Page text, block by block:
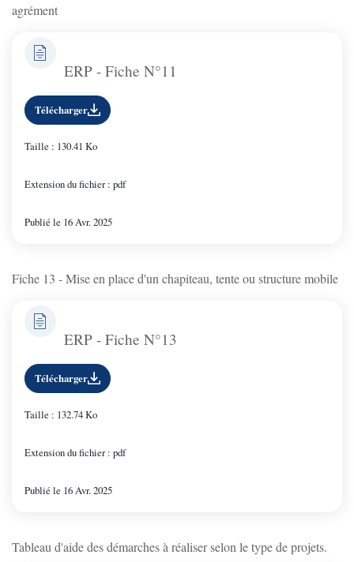
agrément
ERP - Fiche N°11
Télécharger
Taille : 130.41 Ko
Extension du fichier : pdf
Publié le 16 Avr. 2025
Fiche 13 - Mise en place d'un chapiteau, tente ou structure mobile
ERP - Fiche N°13
Télécharger
Taille : 132.74 Ko
Extension du fichier : pdf
Publié le 16 Avr. 2025
Tableau d'aide des démarches à réaliser selon le type de projets.